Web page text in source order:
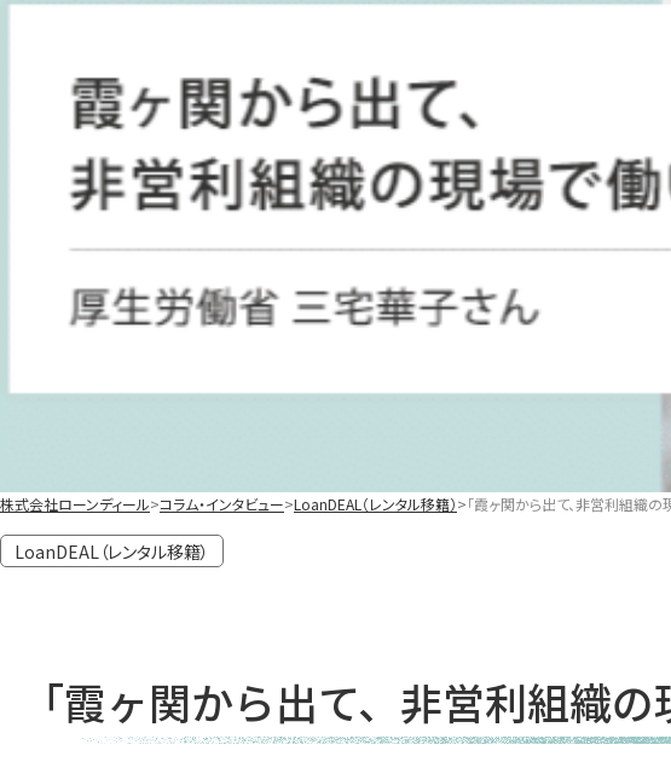
株式会社ローンディール コラム・インタビュー LoanDEAL（レンタル移籍） 「霞ヶ関から出て、非営利組織
LoanDEAL（レンタル移籍）
「霞ヶ関から出て、非営利組織